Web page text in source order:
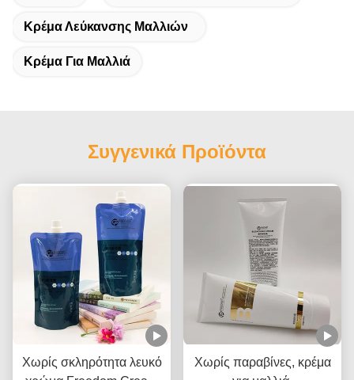
Κρέμα Λεύκανσης Μαλλιών
Κρέμα Για Μαλλιά
Συγγενικά Προϊόντα
Χωρίς σκληρότητα λευκό
Χωρίς παραβίνες, κρέμα